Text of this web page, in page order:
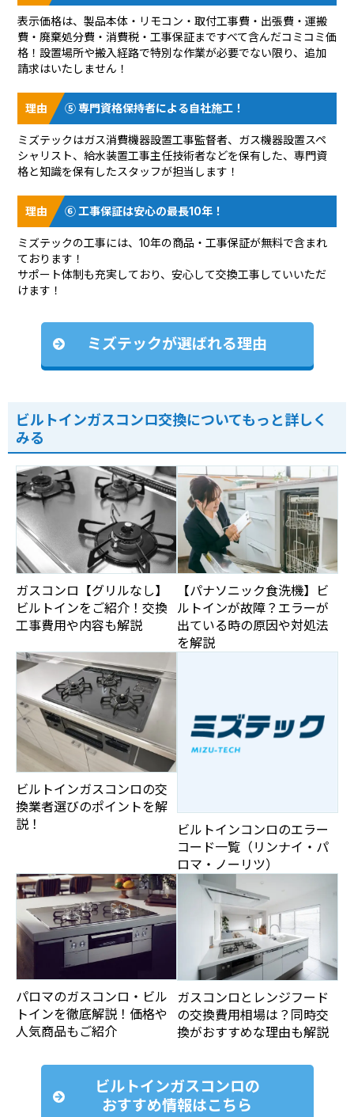
表示価格は、製品本体・リモコン・取付工事費・出張費・運搬
費・廃棄処分費・消費税・工事保証まですべて含んだコミコミ価
格！設置場所や搬入経路で特別な作業が必要でない限り、追加
請求はいたしません！
⑤ 専門資格保持者による自社施工！
ミズテックはガス消費機器設置工事監督者、ガス機器設置スペ
シャリスト、給水装置工事主任技術者などを保有した、専門資
格と知識を保有したスタッフが担当します！
⑥ 工事保証は安心の最長10年！
ミズテックの工事には、10年の商品・工事保証が無料で含まれ
ております！
サポート体制も充実しており、安心して交換工事していいただ
けます！
ミズテックが選ばれる理由
ビルトインガスコンロ交換についてもっと詳しく
みる
ガスコンロ【グリルなし】
ビルトインをご紹介！交換
工事費用や内容も解説
【パナソニック食洗機】ビ
ルトインが故障？エラーが
出ている時の原因や対処法
を解説
ビルトインガスコンロの交
換業者選びのポイントを解
説！
ビルトインコンロのエラー
コード一覧（リンナイ・パ
ロマ・ノーリツ）
パロマのガスコンロ・ビル
トインを徹底解説！価格や
人気商品もご紹介
ガスコンロとレンジフード
の交換費用相場は？同時交
換がおすすめな理由も解説
ビルトインガスコンロの
おすすめ情報はこちら